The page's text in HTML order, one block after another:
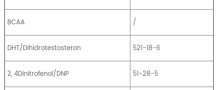
BCAA /
DHT/Dihidrotestosteron 521-18-6
2, 4Dinitrofenol/DNP 51-28-5